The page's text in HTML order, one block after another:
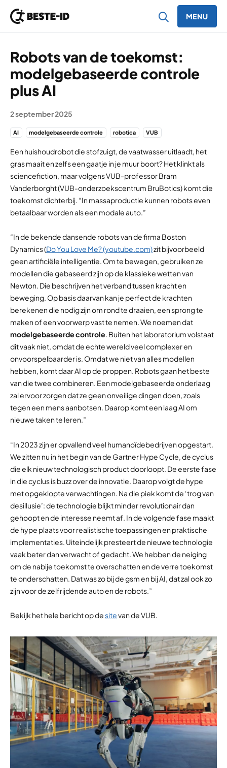
MENU
Robots van de toekomst:
modelgebaseerde controle
plus AI
2 september 2025
AI modelgebaseerde controle robotica VUB
Een huishoudrobot die stofzuigt, de vaatwasser uitlaadt, het
gras maait en zelfs een gaatje in je muur boort? Het klinkt als
sciencefiction, maar volgens VUB-professor Bram
Vanderborght (VUB-onderzoekscentrum BruBotics) komt die
toekomst dichterbij. “In massaproductie kunnen robots even
betaalbaar worden als een modale auto.”
“In de bekende dansende robots van de firma Boston
Dynamics (Do You Love Me? (youtube.com)zit bijvoorbeeld
geen artificiële intelligentie. Om te bewegen, gebruiken ze
modellen die gebaseerd zijn op de klassieke wetten van
Newton. Die beschrijven het verband tussen kracht en
beweging. Op basis daarvan kan je perfect de krachten
berekenen die nodig zijn om rond te draaien, een sprong te
maken of een voorwerp vast te nemen. We noemen dat
modelgebaseerde controle. Buiten het laboratorium volstaat
dit vaak niet, omdat de echte wereld veel complexer en
onvoorspelbaarder is. Omdat we niet van alles modellen
hebben, komt daar AI op de proppen. Robots gaan het beste
van die twee combineren. Een modelgebaseerde onderlaag
zal ervoor zorgen dat ze geen onveilige dingen doen, zoals
tegen een mens aanbotsen. Daarop komt een laag AI om
nieuwe taken te leren.”
“In 2023 zijn er opvallend veel humanoïdebedrijven opgestart.
We zitten nu in het begin van de Gartner Hype Cycle, de cyclus
die elk nieuw technologisch product doorloopt. De eerste fase
in die cyclus is buzz over de innovatie. Daarop volgt de hype
met opgeklopte verwachtingen. Na die piek komt de ‘trog van
desillusie’: de technologie blijkt minder revolutionair dan
gehoopt en de interesse neemt af. In de volgende fase maakt
de hype plaats voor realistische toepassingen en praktische
implementaties. Uiteindelijk presteert de nieuwe technologie
vaak beter dan verwacht of gedacht. We hebben de neiging
om de nabije toekomst te overschatten en de verre toekomst
te onderschatten. Dat was zo bij de gsm en bij AI, dat zal ook zo
zijn voor de zelfrijdende auto en de robots.”
Bekijk het hele bericht op desitevan de VUB.